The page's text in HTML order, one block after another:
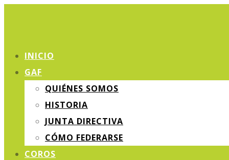
INICIO
GAF
QUIÉNES SOMOS
HISTORIA
JUNTA DIRECTIVA
CÓMO FEDERARSE
COROS